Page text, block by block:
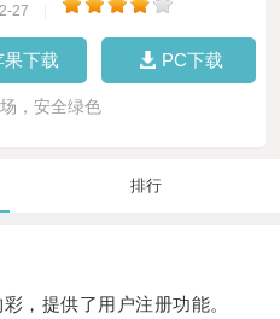
27
果下载 PC下载
，安全绿色
排行
提供了用户注册功能。